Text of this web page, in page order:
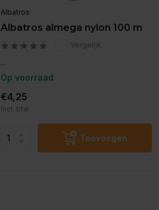
Albatros
Albatros almega nylon 100 m
Vergelijk
...
Op voorraad
€4,25
Incl. btw
Toevoegen